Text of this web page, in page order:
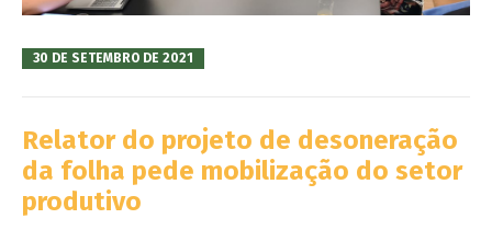
30 DE SETEMBRO DE 2021
Relator do projeto de desoneração
da folha pede mobilização do setor
produtivo